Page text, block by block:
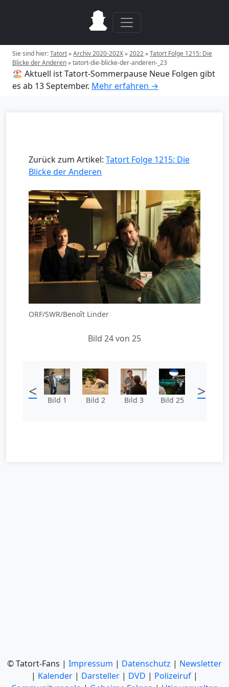
Sie sind hier:Tatort»Archiv 2020-202X»2022»Tatort Folge 1215: Die
Blicke der Anderen»tatort-die-blicke-der-anderen-_23
🏖️ Aktuell ist Tatort-Sommerpause Neue Folgen gibt
es ab 13 September. Mehr erfahren →
Zurück zum Artikel: Tatort Folge 1215: Die
Blicke der Anderen
ORF/SWR/Benoît Linder
Bild 24 von 25
< Bild 1 Bild 2 Bild 3 Bild 25 >
© Tatort-Fans | Impressum | Datenschutz | Newsletter
| Kalender | Darsteller | DVD | Polizeiruf |